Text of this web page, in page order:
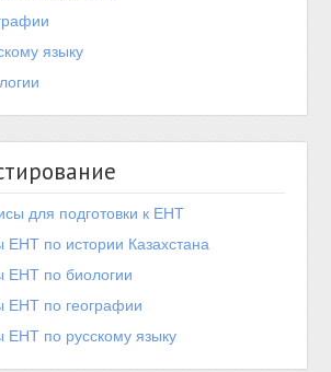
языку
для подготовки к ЕНТ
ЕНТ по истории Казахстана
ЕНТ по биологии
ЕНТ по географии
ЕНТ по русскому языку